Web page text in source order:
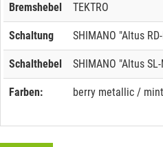
Bremshebel TEKTRO
Schaltung SHIMANO "Altus
Schalthebel SHIMANO "Altus
Farben: berry metallic /